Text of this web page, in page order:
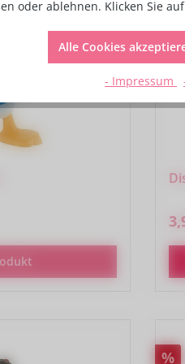
%
oder ablehnen. Klicken Sie
Alle Cookies
- Impressum